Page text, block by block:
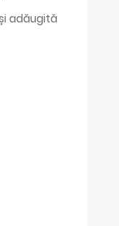
adăugită